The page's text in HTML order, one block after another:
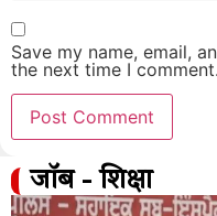
Save my name, email,
the next time I comment.
जॉब - शिक्षा